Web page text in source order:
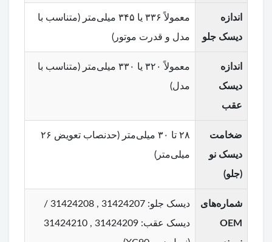
اندازه
دیسک جلو
معمولاً ۳۳۶ یا ۳۴۵ میلی‌متر (متناسب با
مدل و قدرت موتور)
اندازه
دیسک
عقب
معمولاً ۳۲۰ یا ۳۳۰ میلی‌متر (متناسب با
مدل)
ضخامت
دیسک نو
(جلو)
۲۸ تا ۳۰ میلی‌متر (حدنصاب تعویض ۲۶
میلی‌متر)
شماره‌های
OEM
دیسک جلو: 31424207 , 31424208 /
دیسک عقب: 31424209 , 31424210